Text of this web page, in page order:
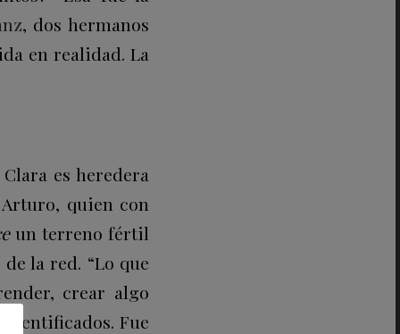
, dos hermanos
en realidad. La
es heredera
quien con
un terreno fértil
la red. “Lo que
crear algo
Fue